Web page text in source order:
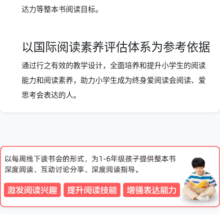
达力等整本书阅读目标。
以国际阅读素养评估体系为参考依据
通过行之有效的教学设计，全面培养和提升小学生的阅读
能力和阅读素养，助力小学生成为终身爱阅读会阅读、爱
思考会表达的人。